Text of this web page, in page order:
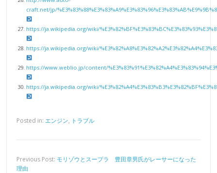
craft.net/jp/
https://ja.wikipedia.org/wiki/
https://ja.wikipedia.org/wiki/
https://www.weblio.jp/content/
https://ja.wikipedia.org/wiki/
Posted in: エンジン, トラブル
Previous Post: モリゾウとスープラ 豊田章男氏がレーサーになった
理由